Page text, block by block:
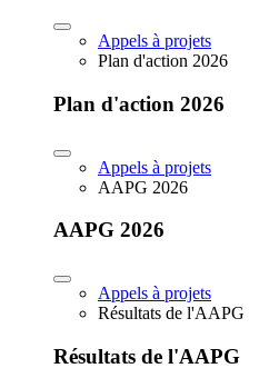
Appels à projets
Plan d'action 2026
Plan d'action 2026
Appels à projets
AAPG 2026
AAPG 2026
Appels à projets
Résultats de l'AAPG
Résultats de l'AAPG